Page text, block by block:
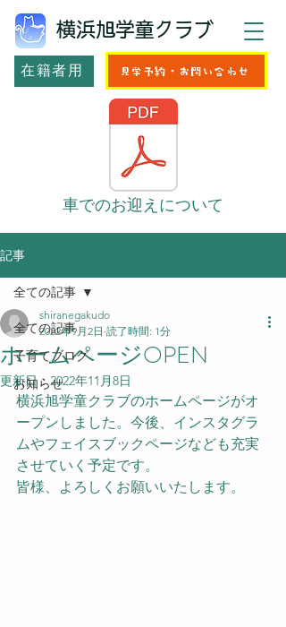
横浜旭学童クラブ
在籍者用 見学予約・お問い合わせ
車でのお迎えについて
記事
全ての記事
子育てブログ
お知らせ
全ての記事
ホームページOPEN
shiranegakudo
2022年9月2日 読了時間: 1分
更新日：2022年11月8日
横浜旭学童クラブのホームページがオ
ープンしました。今後、インスタグラ
ムやフェイスブックページなども充実
させていく予定です。
皆様、よろしくお願いいたします。